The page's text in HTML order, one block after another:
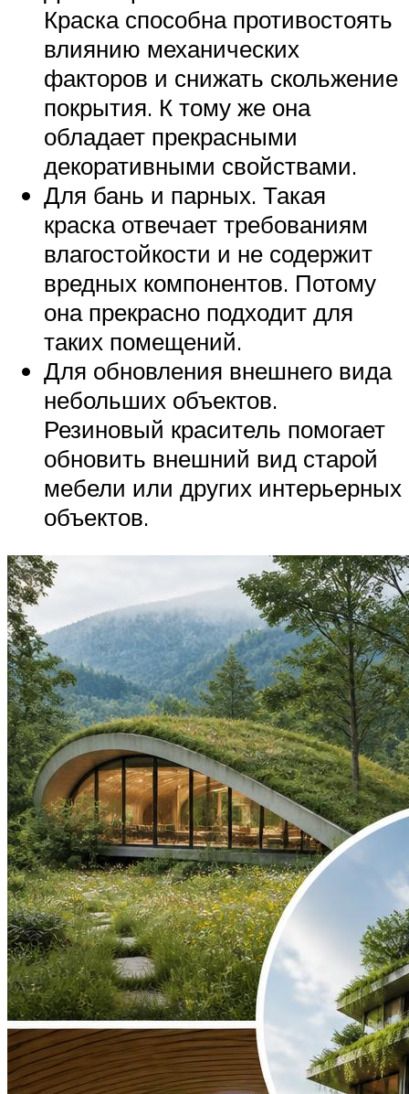
Краска способна противостоять
влиянию механических
факторов и снижать скольжение
покрытия. К тому же она
обладает прекрасными
декоративными свойствами.
Для бань и парных. Такая
краска отвечает требованиям
влагостойкости и не содержит
вредных компонентов. Потому
она прекрасно подходит для
таких помещений.
Для обновления внешнего вида
небольших объектов.
Резиновый краситель помогает
обновить внешний вид старой
мебели или других интерьерных
объектов.